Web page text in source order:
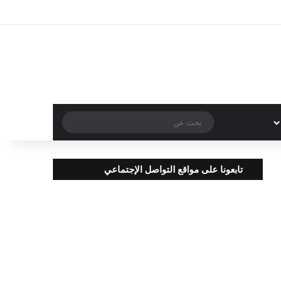
عن
تابعونا على مواقع التواصل الإجتماعي